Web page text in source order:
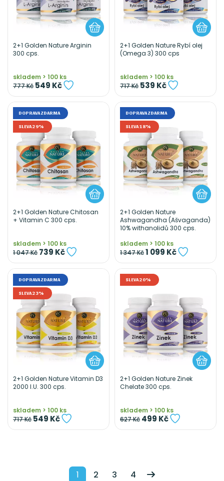
2+1 Golden Nature Arginin
300 cps.
skladem > 100 ks
777 Kč 549 Kč
2+1 Golden Nature Rybí olej
(Omega 3) 300 cps
skladem > 100 ks
717 Kč 539 Kč
DOPRAVA ZDARMA
SLEVA 29%
2+1 Golden Nature Chitosan
+ Vitamin C 300 cps.
skladem > 100 ks
1 047 Kč 739 Kč
DOPRAVA ZDARMA
SLEVA 18%
2+1 Golden Nature
Ashwagandha (Ašvaganda)
10% withanolidů 300 cps.
skladem > 100 ks
1 347 Kč1 099 Kč
DOPRAVA ZDARMA
SLEVA 23%
2+1 Golden Nature Vitamin D3
2000 I.U. 300 cps.
skladem > 100 ks
717 Kč 549 Kč
SLEVA 20%
2+1 Golden Nature Zinek
Chelate 300 cps.
skladem > 100 ks
627 Kč 499 Kč
1 2 3 4